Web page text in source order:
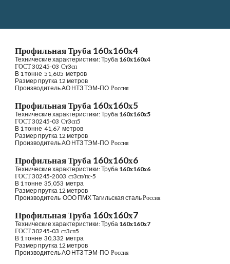
Профильная Труба 160х160х4
Технические характеристики: Труба 160х160х4
ГОСТ 30245-03  Ст3сп
В 1 тонне  51,605 метров
Размер прутка 12 метров
ПроизводительАО НТЗ ТЭМ-ПО
  Россия
Профильная Труба 160х160х5
Технические характеристики: Труба 160х160х5
ГОСТ 30245-03  Ст3сп5
В 1 тонне  41,67 метров
Размер прутка 12 метров
ПроизводительАО НТЗ ТЭМ-ПО
  Россия
Профильная Труба 160х160х6
Технические характеристики: Труба 160х160х6
ГОСТ 30245-2003  ст3сп/пс-5
В 1 тонне  35,053 метра
Размер прутка 12 метров
Производитель ООО ПМХ Тагильская сталь Россия
Профильная Труба 160х160х7
Технические характеристики: Труба 160х160х7
ГОСТ 30245-03  ст3сп5
В 1 тонне  30,332 метра
Размер прутка 12 метров
ПроизводительАО НТЗ ТЭМ-ПО
  Россия